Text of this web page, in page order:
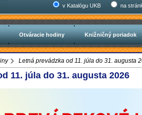
v Katalógu UKB na
Otváracie hodiny Knižničný poriadok
Letná prevádzka od 11. júla do 31. augusta
11. júla do 31. augusta 2026